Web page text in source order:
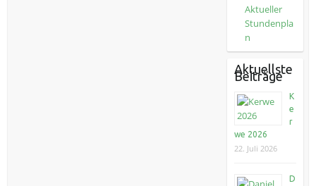
Aktueller
Stundenpla
n
Aktuellste
Beiträge
K
e
r
we 2026
22. Juli 2026
D